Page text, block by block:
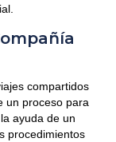
compartidos
un proceso para
ayuda de un
procedimientos